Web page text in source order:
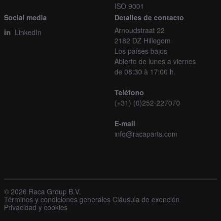
ISO 9001
Social media
LinkedIn
Detalles de contacto
Arnoudstraat 22
2182 DZ Hillegom
Los países bajos
Abierto de lunes a viernes
de 08:30 à 17:00 h.
Teléfono
(+31) (0)252-227070
E-mail
info@racaparts.com
© 2026 Raca Group B.V.
Términos y condiciones generales Cláusula de exención
Privacidad y cookies